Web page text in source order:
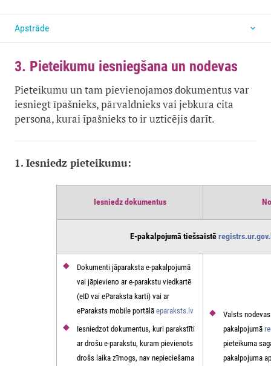
Apstrāde
3. Pieteikumu iesniegšana un nodevas
Pieteikumu un tam pievienojamos dokumentus var
iesniegt īpašnieks, pārvaldnieks vai jebkura cita
persona, kurai īpašnieks to ir uzticējis darīt.
1. Iesniedz pieteikumu:
Iesniedz dokumentus
E-pakalpojumā tiešsaistē
Dokumenti jāparaksta e-pakalpojumā
vai jāpievieno ar e-parakstu viedkartē
(eID vai eParaksta karti) vai ar
eParaksts mobile portālā eparaksts.lv
Iesniedzot dokumentus, kuri parakstīti
ar drošu e-parakstu, kuram pievienots
drošs laika zīmogs, nav nepieciešama
Valsts
pakalpojumā
pieteikuma
pakalpojuma